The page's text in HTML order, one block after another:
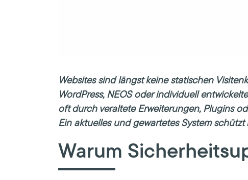
Websites sind längst keine statischen
WordPress, NEOSoder individuell
oft durch veraltete Erweiterungen, Plugins
Ein aktuelles und gewartetes System
Warum